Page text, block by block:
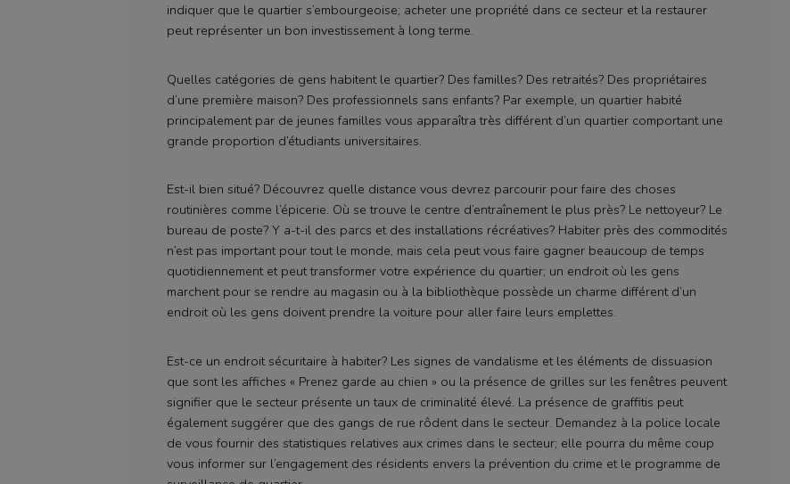
indiquer que le quartier s’embourgeoise; acheter une propriété dans ce secteur et la restaurer
peut représenter un bon investissement à long terme.
Quelles catégories de gens habitent le quartier? Des familles? Des retraités? Des propriétaires
d’une première maison? Des professionnels sans enfants? Par exemple, un quartier habité
principalement par de jeunes familles vous apparaîtra très différent d’un quartier comportant une
grande proportion d’étudiants universitaires.
Est-il bien situé? Découvrez quelle distance vous devrez parcourir pour faire des choses
routinières comme l’épicerie. Où se trouve le centre d’entraînement le plus près? Le nettoyeur? Le
bureau de poste? Y a-t-il des parcs et des installations récréatives? Habiter près des commodités
n’est pas important pour tout le monde, mais cela peut vous faire gagner beaucoup de temps
quotidiennement et peut transformer votre expérience du quartier; un endroit où les gens
marchent pour se rendre au magasin ou à la bibliothèque possède un charme différent d’un
endroit où les gens doivent prendre la voiture pour aller faire leurs emplettes.
Est-ce un endroit sécuritaire à habiter? Les signes de vandalisme et les éléments de dissuasion
que sont les affiches « Prenez garde au chien » ou la présence de grilles sur les fenêtres peuvent
signifier que le secteur présente un taux de criminalité élevé. La présence de graffitis peut
également suggérer que des gangs de rue rôdent dans le secteur. Demandez à la police locale
de vous fournir des statistiques relatives aux crimes dans le secteur; elle pourra du même coup
vous informer sur l’engagement des résidents envers la prévention du crime et le programme de